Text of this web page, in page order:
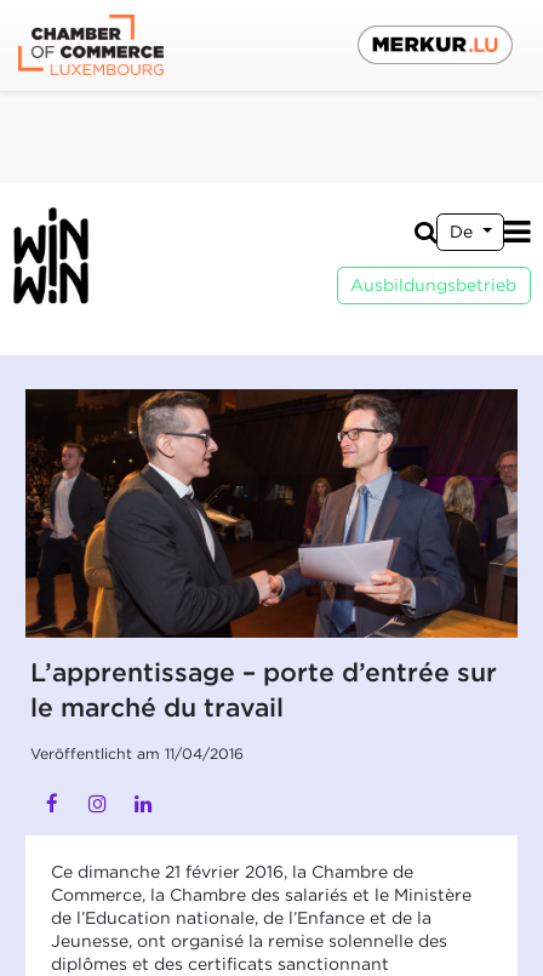
De
Ausbildungsbetrieb
L’apprentissage – porte d’entrée sur
le marché du travail
Veröffentlicht am 11/04/2016
Ce dimanche 21 février 2016, la Chambre de
Commerce, la Chambre des salariés et le Ministère
de l’Education nationale, de l’Enfance et de la
Jeunesse, ont organisé la remise solennelle des
diplômes et des certificats sanctionnant